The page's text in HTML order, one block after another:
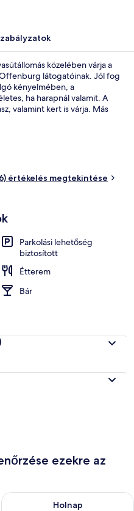
közelében várja a
látogatóinak. Jól fog
kényelmében, a
ha harapnál valamit. A
valamint kert is várja. Más
értékelés megtekintése
Parkolási lehetőség
biztosított
Étterem
Bár
ezekre az
aug. 7 - aug. 8
Holnap
A holnapi rendelkezésre állás